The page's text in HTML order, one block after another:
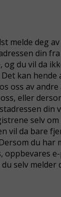
melde deg
din
og du vil da
kan hende
oss av
eller
din
selv
vil da bare
du har
oppbevares
selv melder